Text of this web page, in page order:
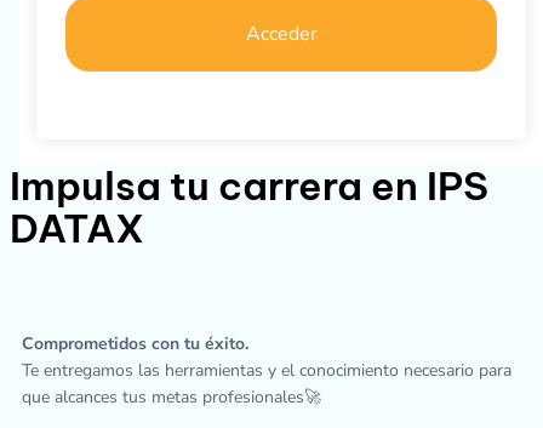
Acceder
Impulsa tu carrera en IPS
DATAX
Comprometidos con tu éxito.
Te entregamos las herramientas y el conocimiento necesario para
que alcances tus metas profesionales🚀